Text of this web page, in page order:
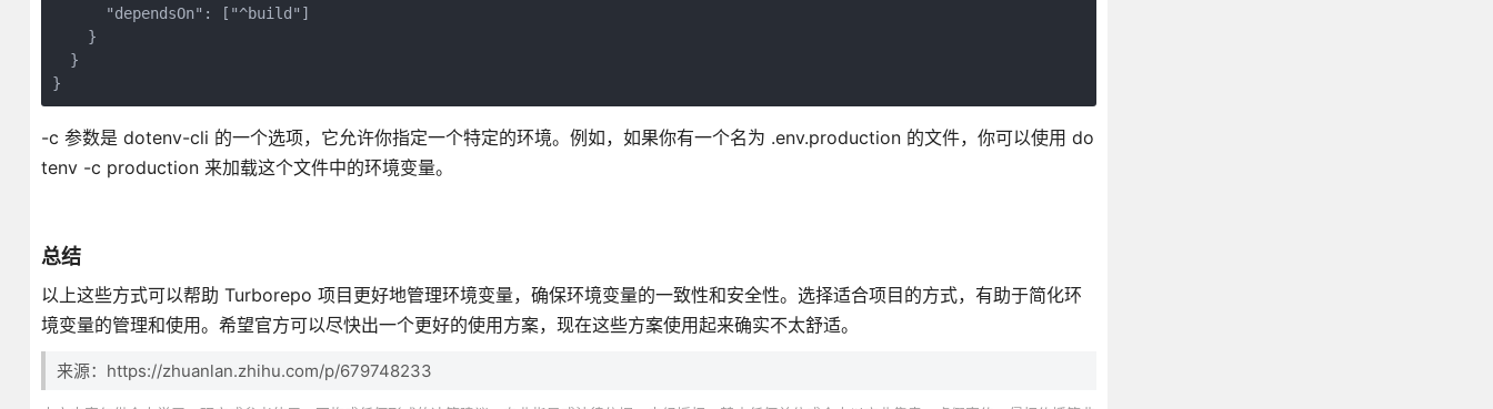
      "dependsOn": ["^build"]
    }
  }
}
-c 参数是 dotenv-cli 的一个选项，它允许你指定一个特定的环境。例如，如果你有一个名为 .env.production 的文件，你可以使用 do
tenv -c production 来加载这个文件中的环境变量。
总结
以上这些方式可以帮助 Turborepo 项目更好地管理环境变量，确保环境变量的一致性和安全性。选择适合项目的方式，有助于简化环
境变量的管理和使用。希望官方可以尽快出一个更好的使用方案，现在这些方案使用起来确实不太舒适。
来源：https://zhuanlan.zhihu.com/p/679748233